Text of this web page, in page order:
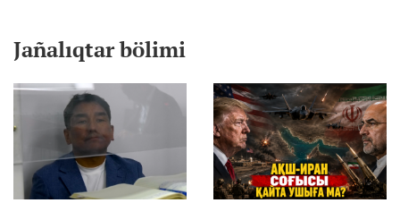
Jañalıqtar bölimi